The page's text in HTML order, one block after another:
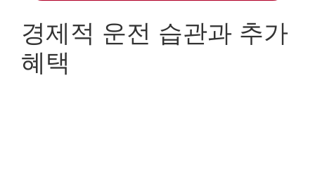
경제적 운전 습관과 추가
혜택